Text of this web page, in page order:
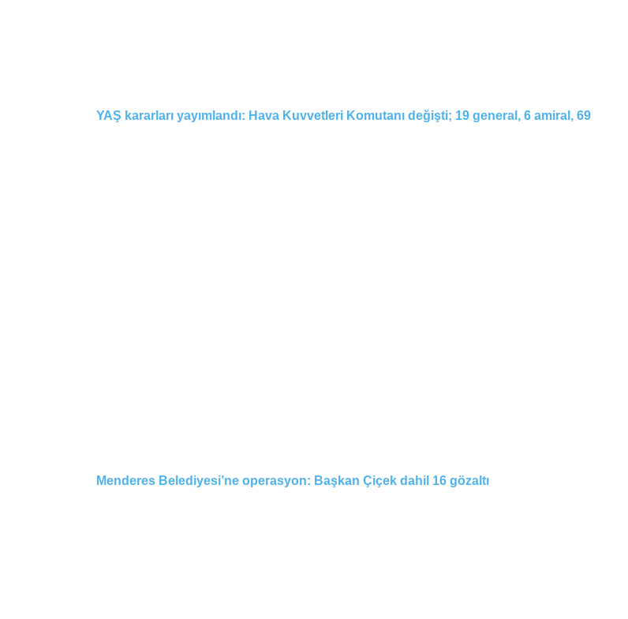
YAŞ kararları yayımlandı: Hava Kuvvetleri Komutanı değişti; 19 general, 6 amiral, 69
Menderes Belediyesi’ne operasyon: Başkan Çiçek dahil 16 gözaltı